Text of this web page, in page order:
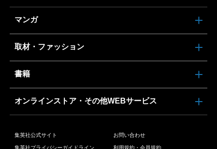
マンガ
取材・ファッション
書籍
オンラインストア・その他WEBサービス
集英社公式サイト お問い合わせ
集英社プライバシーガイドライン 利用規約・会員規約